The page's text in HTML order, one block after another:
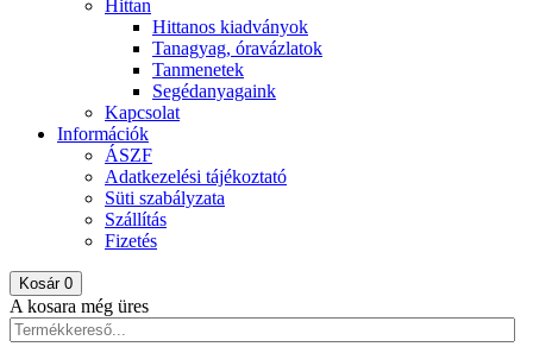
Hittan
Hittanos kiadványok
Tanagyag, óravázlatok
Tanmenetek
Segédanyagaink
Kapcsolat
Információk
ÁSZF
Adatkezelési tájékoztató
Süti szabályzata
Szállítás
Fizetés
Kosár 0
A kosara még üres